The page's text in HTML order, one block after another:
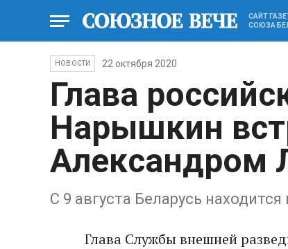
САЙТ
СОЮЗА
НОВОСТИ 22 октября 2020
Глава
Нарышкин
Александром
С 9 августа Беларусь
Глава Службы внешней